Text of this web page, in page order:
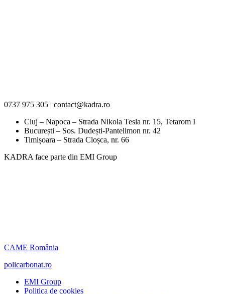
0737 975 305 | contact@kadra.ro
Cluj – Napoca – Strada Nikola Tesla nr. 15, Tetarom I
București – Sos. Dudești-Pantelimon nr. 42
Timișoara – Strada Cloșca, nr. 66
KADRA face parte din EMI Group
CAME România
policarbonat.ro
EMI Group
Politica de cookies